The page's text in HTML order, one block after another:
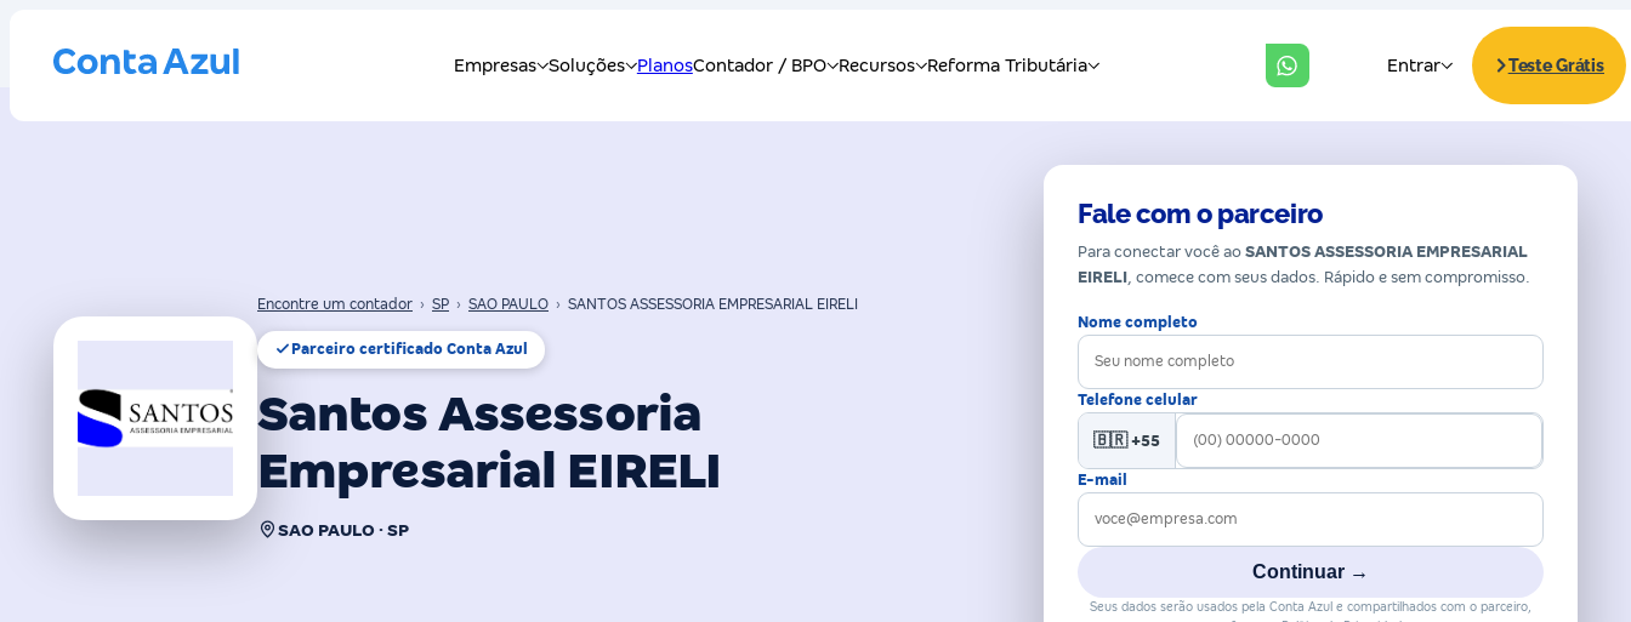
Encontre um contador › SP › SAO PAULO › SANTOS ASSESSORIA EMPRESARIAL EIRELI
Parceiro certificado Conta Azul
Santos Assessoria
Empresarial EIRELI
SAO PAULO · SP
Fale com o parceiro
Para conectar você ao SANTOS ASSESSORIA EMPRESARIAL
EIRELI, comece com seus dados. Rápido e sem compromisso.
Nome completo
Telefone celular
🇧🇷 +55
E-mail
Continuar →
Seus dados serão usados pela Conta Azul e compartilhados com o parceiro,